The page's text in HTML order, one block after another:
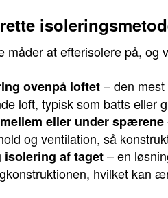
måder at efterisolere på,
ovenpå loftet– den
loft, typisk som batts eller
eller under spærene
og ventilation, så
isolering af taget– en
hvilket kan